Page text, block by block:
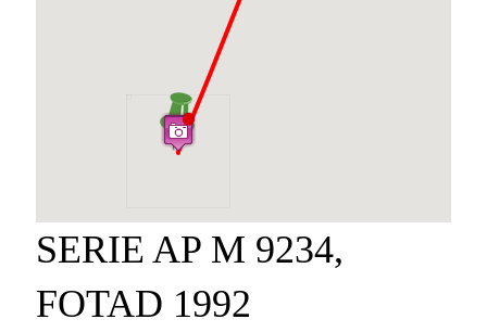
SERIE AP M 9234,
FOTAD 1992